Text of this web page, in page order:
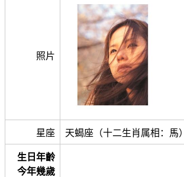
照片
星座 天蝎座（十二生肖属相：馬）
生日年齡
今年幾歲